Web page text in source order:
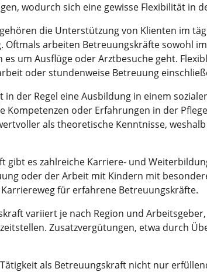
wodurch sich eine gewisse Flexibilität in
die Unterstützung von Klienten im
Oftmals arbeiten Betreuungskräfte sowohl
um Ausflüge oder Arztbesuche geht.
oder stundenweise Betreuung
der Regel eine Ausbildung in einem
Kompetenzen oder Erfahrungen in der
als theoretische Kenntnisse,
es zahlreiche Karriere- und
oder der Arbeit mit Kindern mit
für erfahrene Betreuungskräfte.
variiert je nach Region und
Zusatzvergütungen, etwa durch
als Betreuungskraft nicht nur